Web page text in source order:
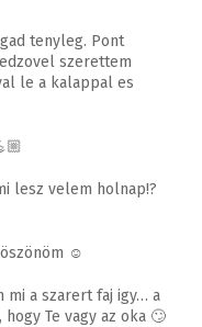
tenyleg. Pont
szerettem
le a kalappal es
lesz velem holnap!?
☺️
mi a szarert faj igy… a
Te vagy az oka 🙄